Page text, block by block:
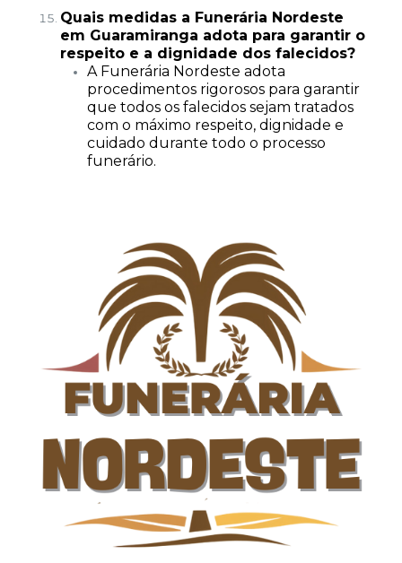
Quais medidas a Funerária Nordeste
em Guaramiranga adota para garantir o
respeito e a dignidade dos falecidos?
A Funerária Nordeste adota
procedimentos rigorosos para garantir
que todos os falecidos sejam tratados
com o máximo respeito, dignidade e
cuidado durante todo o processo
funerário.